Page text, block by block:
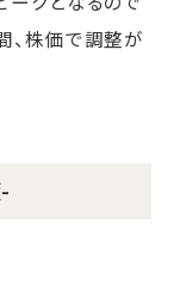
、株価で調整が